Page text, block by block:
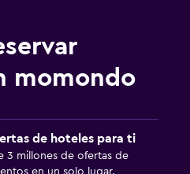
momondo
de hoteles para ti
3 millones de ofertas de
en un solo lugar.